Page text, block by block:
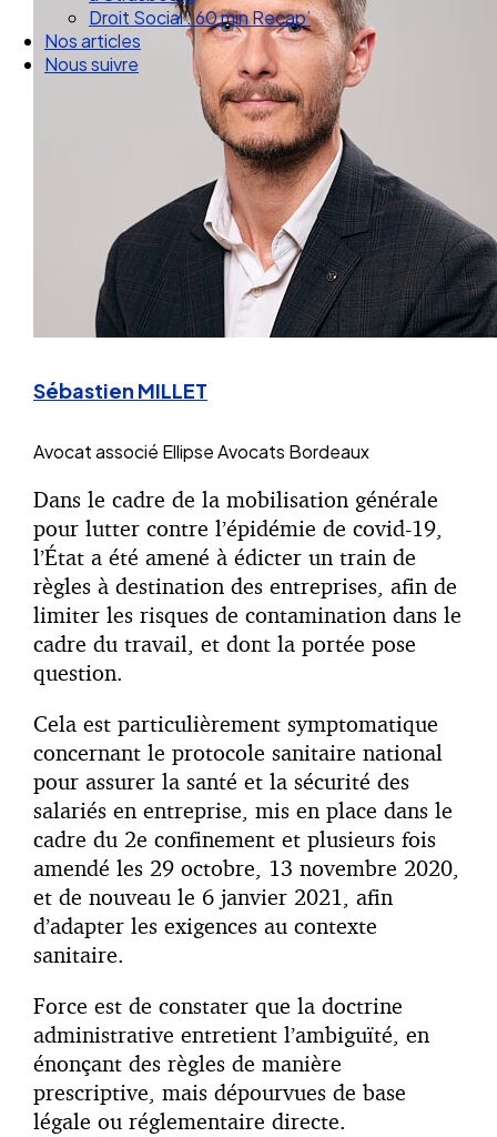
Droit Social : 60 min Recap’
Nos articles
Nous suivre
Sébastien MILLET
Avocat associé Ellipse Avocats Bordeaux
Dans le cadre de la mobilisation générale
pour lutter contre l’épidémie de covid-19,
l’État a été amené à édicter un train de
règles à destination des entreprises, afin de
limiter les risques de contamination dans le
cadre du travail, et dont la portée pose
question.
Cela est particulièrement symptomatique
concernant le protocole sanitaire national
pour assurer la santé et la sécurité des
salariés en entreprise, mis en place dans le
cadre du 2e confinement et plusieurs fois
amendé les 29 octobre, 13 novembre 2020,
et de nouveau le 6 janvier 2021, afin
d’adapter les exigences au contexte
sanitaire.
Force est de constater que la doctrine
administrative entretient l’ambiguïté, en
énonçant des règles de manière
prescriptive, mais dépourvues de base
légale ou réglementaire directe.